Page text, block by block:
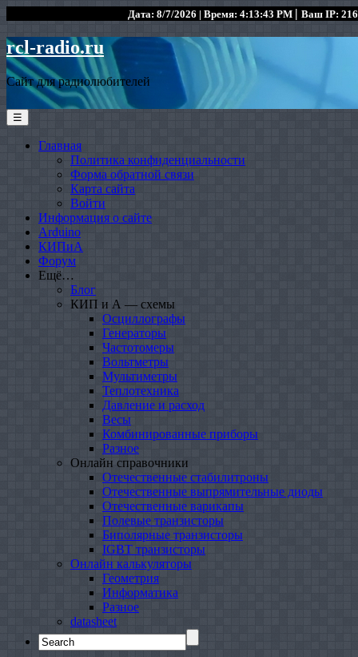
Дата: 8/7/2026 | Время: 4:13:43 PM | Ваш IP:
rcl-radio.ru
Сайт для радиолюбителей
☰
Главная
Политика конфиденциальности
Форма обратной связи
Карта сайта
Войти
Информация о сайте
Arduino
КИПиА
Форум
Ещё…
Блог
КИП и А — схемы
Осциллографы
Генераторы
Частотомеры
Вольтметры
Мультиметры
Теплотехника
Давление и расход
Весы
Комбинированные приборы
Разное
Онлайн справочники
Отечественные стабилитроны
Отечественные выпрямительные диоды
Отечественные варикапы
Полевые транзисторы
Биполярные транзисторы
IGBT транзисторы
Онлайн калькуляторы
Геометрия
Информатика
Разное
datasheet
Search
for: